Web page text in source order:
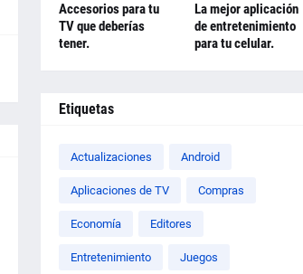
Accesorios para tu
TV que deberías
tener.
La mejor aplicación
de entretenimiento
para tu celular.
Etiquetas
Actualizaciones Android
Aplicaciones de TV Compras
Economía Editores
Entretenimiento Juegos